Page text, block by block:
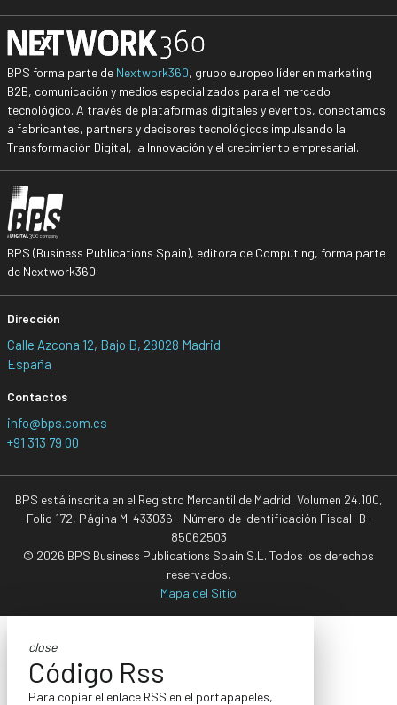
BPS forma parte de Nextwork360, grupo europeo líder en marketing
B2B, comunicación y medios especializados para el mercado
tecnológico. A través de plataformas digitales y eventos, conectamos
a fabricantes, partners y decisores tecnológicos impulsando la
Transformación Digital, la Innovación y el crecimiento empresarial.
BPS (Business Publications Spain), editora de Computing, forma parte
de Nextwork360.
Dirección
Calle Azcona 12, Bajo B, 28028 Madrid
España
Contactos
info@bps.com.es
+91 313 79 00
BPS está inscrita en el Registro Mercantil de Madrid, Volumen 24.100,
Folio 172, Página M-433036 - Número de Identificación Fiscal: B-
85062503
© 2026 BPS Business Publications Spain S.L. Todos los derechos
reservados.
Mapa del Sitio
close
Código Rss
Para copiar el enlace RSS en el portapapeles,